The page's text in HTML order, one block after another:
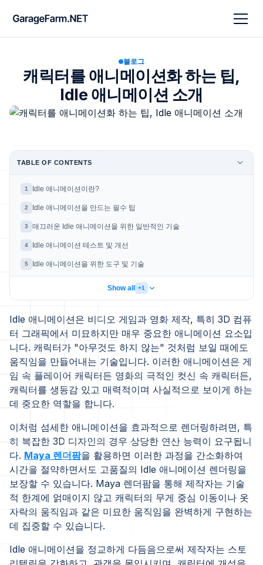
블로그
캐릭터를 애니메이션화 하는 팁,
Idle 애니메이션 소개
Idle 애니메이션은 비디오 게임과 영화 제작, 특히 3D 컴퓨
터 그래픽에서 미묘하지만 매우 중요한 애니메이션 요소입
니다. 캐릭터가 "아무것도 하지 않는" 것처럼 보일 때에도
움직임을 만들어내는 기술입니다. 이러한 애니메이션은 게
임 속 플레이어 캐릭터든 영화의 극적인 컷신 속 캐릭터든,
캐릭터를 생동감 있고 매력적이며 사실적으로 보이게 하는
데 중요한 역할을 합니다.
이처럼 섬세한 애니메이션을 효과적으로 렌더링하려면, 특
히 복잡한 3D 디자인의 경우 상당한 연산 능력이 요구됩니
다. Maya 렌더팜을 활용하면 이러한 과정을 간소화하여
시간을 절약하면서도 고품질의 Idle 애니메이션 렌더링을
보장할 수 있습니다. Maya 렌더팜을 통해 제작자는 기술
적 한계에 얽매이지 않고 캐릭터의 무게 중심 이동이나 옷
자락의 움직임과 같은 미묘한 움직임을 완벽하게 구현하는
데 집중할 수 있습니다.
Idle 애니메이션을 정교하게 다듬음으로써 제작자는 스토
TABLE OF CONTENTS
1 Idle 애니메이션이란?
2 Idle 애니메이션을 만드는 필수 팁
3 매끄러운 Idle 애니메이션을 위한 일반적인 기술
4 Idle 애니메이션 테스트 및 개선
5 Idle 애니메이션을 위한 도구 및 기술
Show all +1